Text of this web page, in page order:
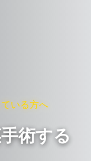
いる方へ
術する